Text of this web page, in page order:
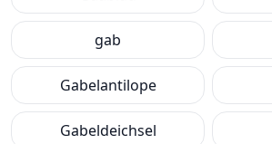
gab
Gabelantilope
Gabeldeichsel